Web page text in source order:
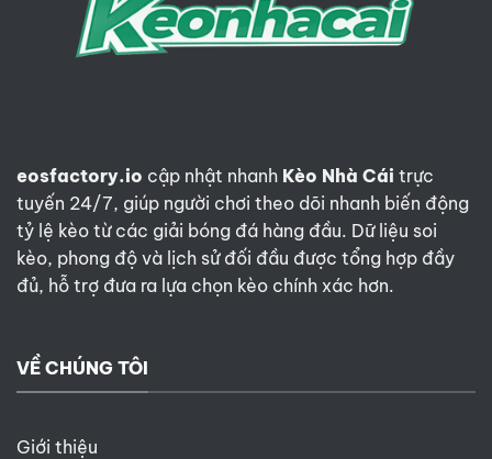
lĩnh
Les
Bleus
eosfactory.io cập nhật nhanh Kèo Nhà Cái trực
tuyến 24/7, giúp người chơi theo dõi nhanh biến động
tỷ lệ kèo từ các giải bóng đá hàng đầu. Dữ liệu soi
kèo, phong độ và lịch sử đối đầu được tổng hợp đầy
đủ, hỗ trợ đưa ra lựa chọn kèo chính xác hơn.
VỀ CHÚNG TÔI
Giới thiệu